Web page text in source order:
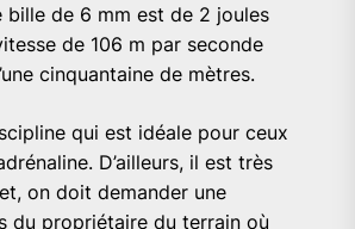
bille de 6 mm est de 2 joules
de 106 m par seconde
cinquantaine de mètres.
qui est idéale pour ceux
D’ailleurs, il est très
on doit demander une
du propriétaire du terrain où